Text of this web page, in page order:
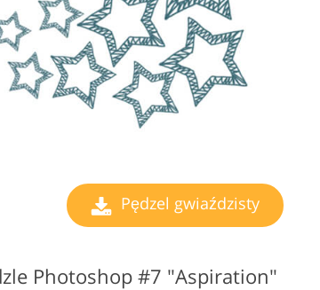
Pędzel gwiaździsty
Photoshop #7 "Aspiration"